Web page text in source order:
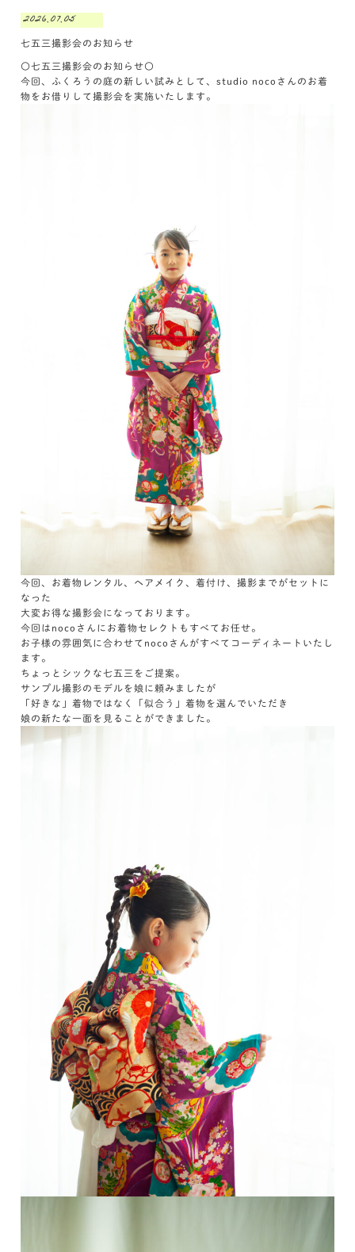
2026.07.05
七五三撮影会のお知らせ
〇七五三撮影会のお知らせ〇
今回、ふくろうの庭の新しい試みとして、studio nocoさんのお着
物をお借りして撮影会を実施いたします。
今回、お着物レンタル、ヘアメイク、着付け、撮影までがセットに
なった
大変お得な撮影会になっております。
今回はnocoさんにお着物セレクトもすべてお任せ。
お子様の雰囲気に合わせてnocoさんがすべてコーディネートいたし
ます。
ちょっとシックな七五三をご提案。
サンプル撮影のモデルを娘に頼みましたが
「好きな」着物ではなく「似合う」着物を選んでいただき
娘の新たな一面を見ることができました。